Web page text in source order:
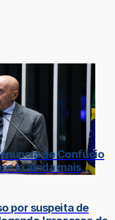
de Confúcio
ainda mais
por suspeita de